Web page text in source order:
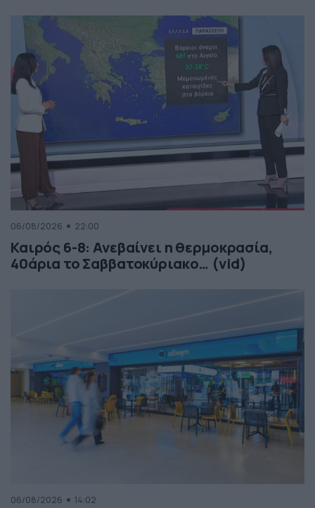
06/08/2026 22:00
Καιρός 6-8: Ανεβαίνει η θερμοκρασία,
40άρια το Σαββατοκύριακο… (vid)
06/08/2026 14:02